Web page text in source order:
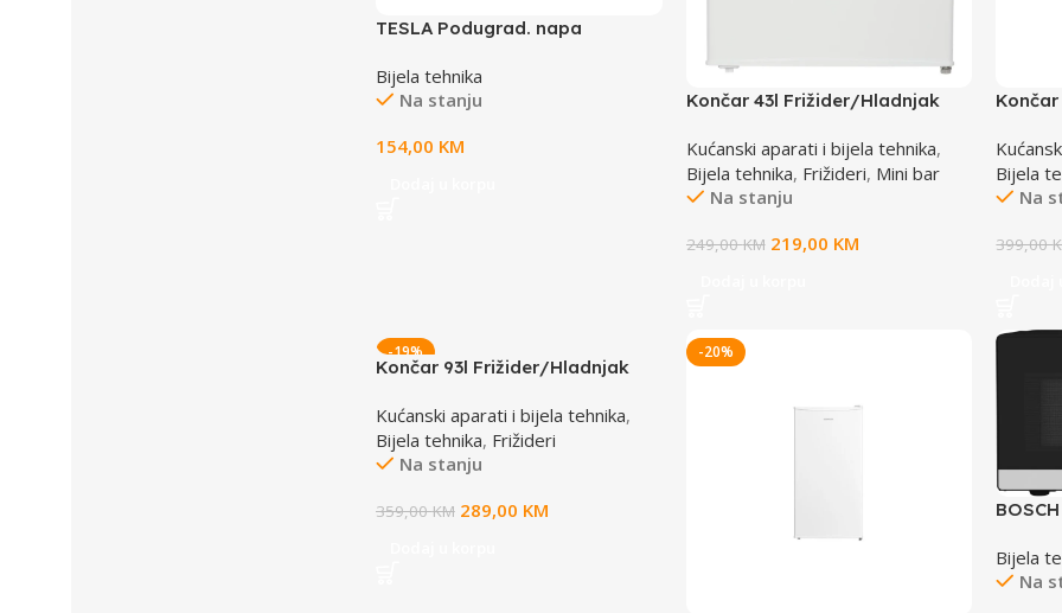
TESLA Podugrad. napa
m3/h; motor110W; 3 brzine; 1
halogena; 65 dB
Bijela tehnika
Na stanju
154,00 KM
Končar 43l Frižider/Hladnjak
Kućanski aparati i bijela tehnika,
Bijela tehnika, Frižideri, Mini bar
Na stanju
249,00KM 219,00 KM
Bijela
Na
399,00
-19%
Končar 93l Frižider/Hladnjak
Kućanski aparati i bijela tehnika,
Bijela tehnika, Frižideri
Na stanju
359,00KM 289,00 KM
-20%
800W,
180W,
Bijela
Na